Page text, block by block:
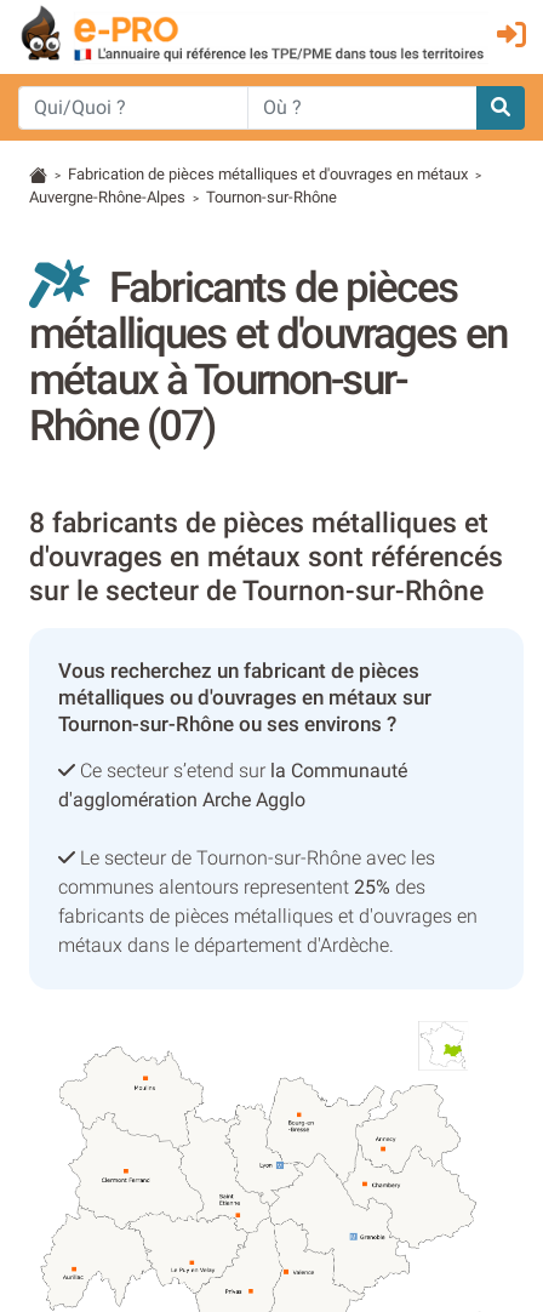
> Fabrication de pièces métalliques et d'ouvrages en métaux >
Auvergne-Rhône-Alpes > Tournon-sur-Rhône
Fabricants de pièces
métalliques et d'ouvrages en
métaux à Tournon-sur-
Rhône (07)
8 fabricants de pièces métalliques et
d'ouvrages en métaux sont référencés
sur le secteur de Tournon-sur-Rhône
Vous recherchez un fabricant de pièces
métalliques ou d'ouvrages en métaux sur
Tournon-sur-Rhône ou ses environs ?
Ce secteur s’etend sur la Communauté
d'agglomération Arche Agglo
Le secteur de Tournon-sur-Rhône avec les
communes alentours representent 25% des
fabricants de pièces métalliques et d'ouvrages en
métaux dans le département d'Ardèche.